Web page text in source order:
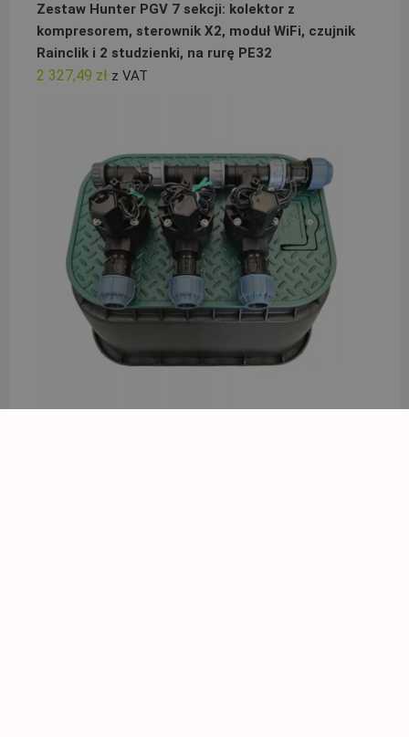
Zestaw Hunter PGV 7 sekcji: kolektor z
kompresorem, sterownik X2, moduł WiFi, czujnik
Rainclik i 2 studzienki, na rurę PE32
2 327,49 zł z VAT